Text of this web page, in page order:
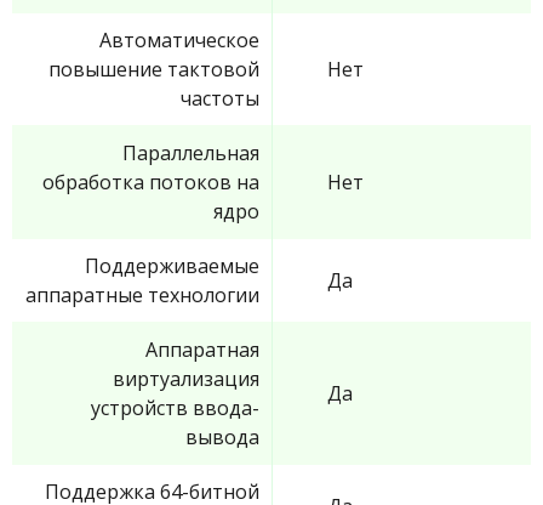
Автоматическое
повышение тактовой
частоты
Нет
Параллельная
обработка потоков на
ядро
Нет
Поддерживаемые
аппаратные технологии
Да
Аппаратная
виртуализация
устройств ввода-
вывода
Да
Поддержка 64-битной